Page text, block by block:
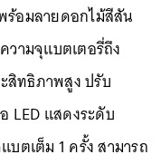
อมลายดอกไม้สีสัน
วามจุแบตเตอรี่ถึง
สิทธิภาพสูง ปรับ
LED แสดงระดับ
บตเต็ม 1 ครั้ง สามารถ